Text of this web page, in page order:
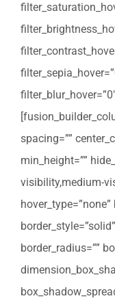
spacing=””
min_height=””
visibility,medium-
hover_type=”none”
border_radius=””